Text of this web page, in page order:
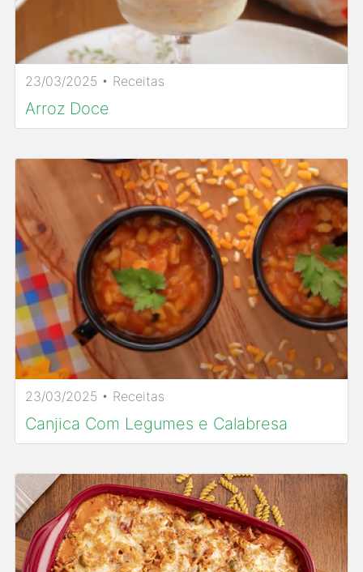
23/03/2025 • Receitas
Arroz Doce
23/03/2025 • Receitas
Canjica Com Legumes e Calabresa